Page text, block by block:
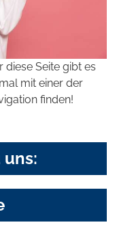
diese Seite gibt es
mit einer der
finden!
uns: